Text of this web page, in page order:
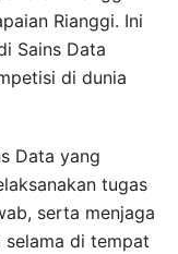
Rianggi. Ini
Sains Data
di dunia
Data yang
tugas
serta menjaga
selama di tempat